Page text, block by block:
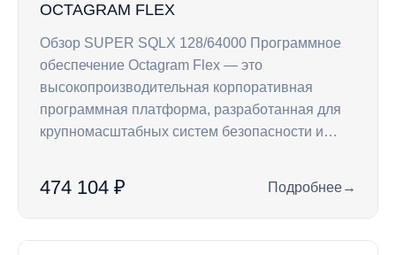
OCTAGRAM FLEX
Обзор SUPER SQLX 128/64000 Программное
обеспечение Octagram Flex — это
высокопроизводительная корпоративная
программная платформа, разработанная для
крупномасштабных систем безопасности и…
474 104 ₽ Подробнее
: SUPER SQLX
→